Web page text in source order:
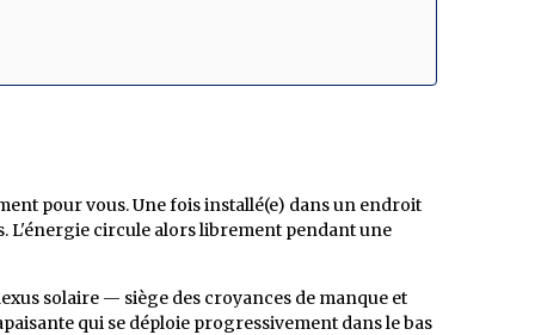
pour vous. Une fois installé(e) dans un endroit
L'énergie circule alors librement pendant une
solaire — siège des croyances de manque et
qui se déploie progressivement dans le bas